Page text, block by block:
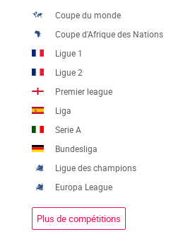
Coupe du monde
Coupe d'Afrique des Nations
Ligue 1
Ligue 2
Premier league
Liga
Serie A
Bundesliga
Ligue des champions
Europa League
Plus de compétitions